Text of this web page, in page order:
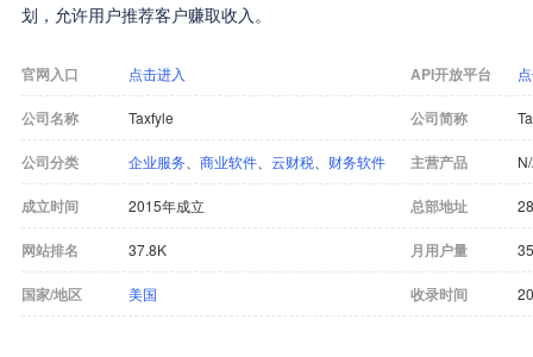
划，允许用户推荐客户赚取收入。
官网入口 点击进入 API开放平台
公司名称 Taxfyle 公司简称
公司分类 企业服务 商业软件 云财税 财务软件 主营产品
成立时间 2015年成立 总部地址
网站排名 37.8K 月用户量
国家/地区 美国 收录时间